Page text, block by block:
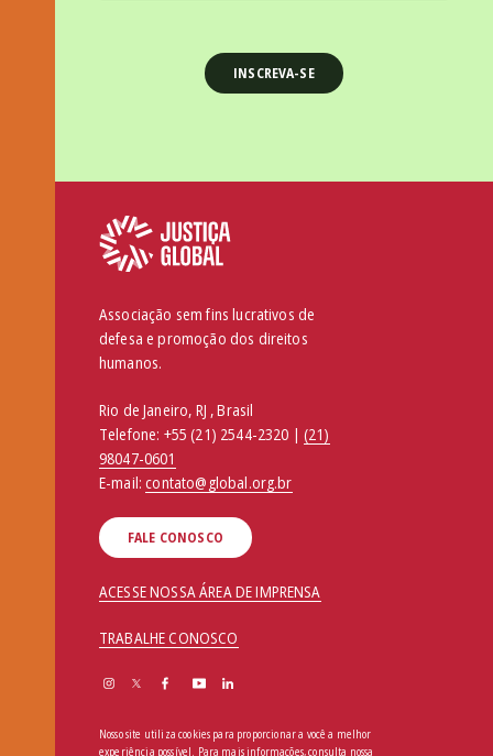
Associação sem fins lucrativos de
defesa e promoção dos direitos
humanos.
Rio de Janeiro, RJ , Brasil
Telefone: +55 (21) 2544-2320 | (21)
98047-0601
E-mail:contato@global.org.br
FALE CONOSCO
ACESSE NOSSA ÁREA DE IMPRENSA
TRABALHE CONOSCO
Nosso site utiliza cookies para proporcionar a você a melhor
experiência possível. Para mais informações, consulta nossa